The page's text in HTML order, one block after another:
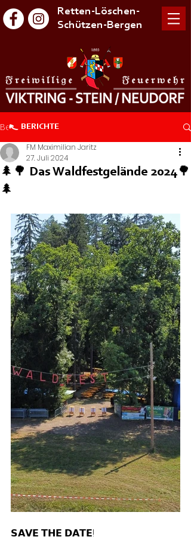
Retten-Löschen-
Schützen-Bergen
Beitrag
🌲🌳 Das Waldfestgelände 2024🌳
🌲
FM Maximilian Jaritz
27. Juli 2024
𝗦𝗔𝗩𝗘 𝗧𝗛𝗘 𝗗𝗔𝗧𝗘!
BERICHTE